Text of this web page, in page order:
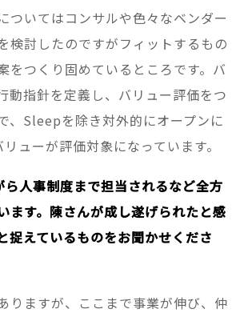
ついてはコンサルや色々なベンダー
検討したのですがフィットするもの
をつくり固めているところです。バ
動指針を定義し、バリュー評価をつ
、Sleepを除き対外的にオープンに
ューが評価対象になっています。
ら人事制度まで担当されるなど全方
ます。陳さんが成し遂げられたと感
捉えているものをお聞かせくださ
りますが、ここまで事業が伸び、仲